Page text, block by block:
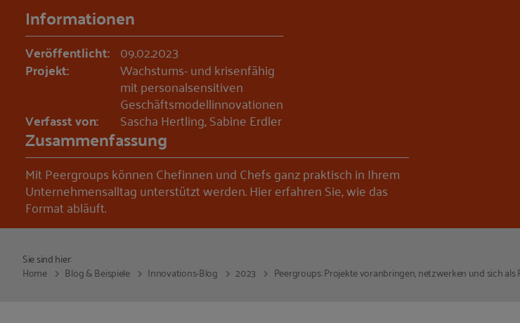
Informationen
Veröffentlicht: 09.02.2023
Projekt: Wachstums- und krisenfähig
mit personalsensitiven
Geschäftsmodellinnovationen
Verfasst von: Sascha Hertling, Sabine Erdler
Zusammenfassung
Mit Peergroups können Chefinnen und Chefs ganz praktisch in Ihrem
Unternehmensalltag unterstützt werden. Hier erfahren Sie, wie das
Format abläuft.
Sie sind hier:
Home
Blog & Beispiele Innovations-Blog 2023 Peergroups: Projekte voranbringen, netzwerken und sich